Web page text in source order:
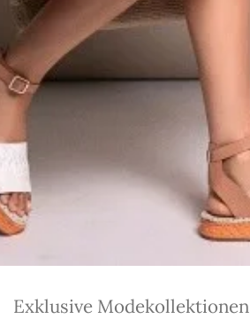
Exklusive Modekollektionen